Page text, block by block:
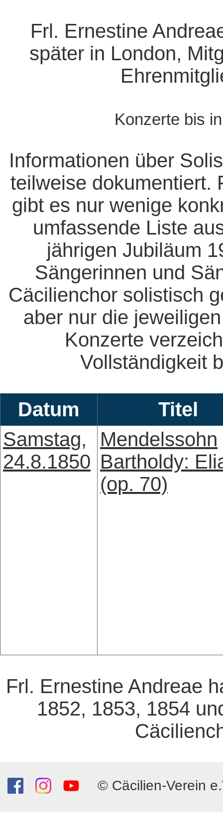
Frl. Ernestine
später in London,
Konzerte bis
Informationen über
teilweise dokumentiert.
gibt es nur wenige
umfassende Liste
jährigen Jubiläum
Sängerinnen und
Cäcilienchor solistisch
aber nur die
Konzerte
Vollständigkeit
Datum
Titel
Samstag,
24.8.1850
Mendelssohn
Bartholdy:
(op. 70)
Frl. Ernestine Andreae
1852, 1853, 1854
© Cäcilien-Verein